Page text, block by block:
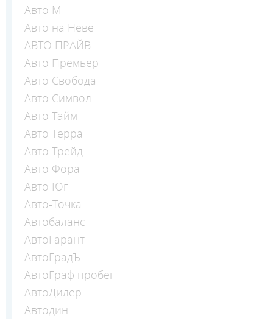
Авто М
Авто на Неве
АВТО ПРАЙВ
Авто Премьер
Авто Свобода
Авто Символ
Авто Тайм
Авто Терра
Авто Трейд
Авто Фора
Авто Юг
Авто-Точка
Автобаланс
АвтоГарант
АвтоГрадЪ
АвтоГраф пробег
АвтоДилер
Автодин